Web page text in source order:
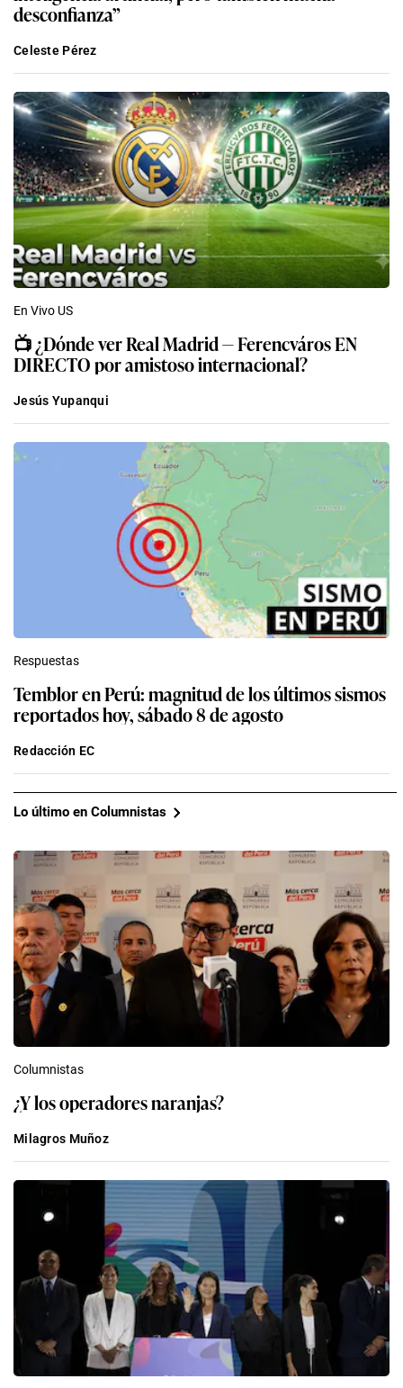
desconfianza”
Celeste Pérez
En Vivo US
📺​ ¿Dónde ver Real Madrid — Ferencváros EN
DIRECTO por amistoso internacional?
Jesús Yupanqui
Respuestas
Temblor en Perú: magnitud de los últimos sismos
reportados hoy, sábado 8 de agosto
Redacción EC
Lo último en Columnistas
Columnistas
¿Y los operadores naranjas?
Milagros Muñoz